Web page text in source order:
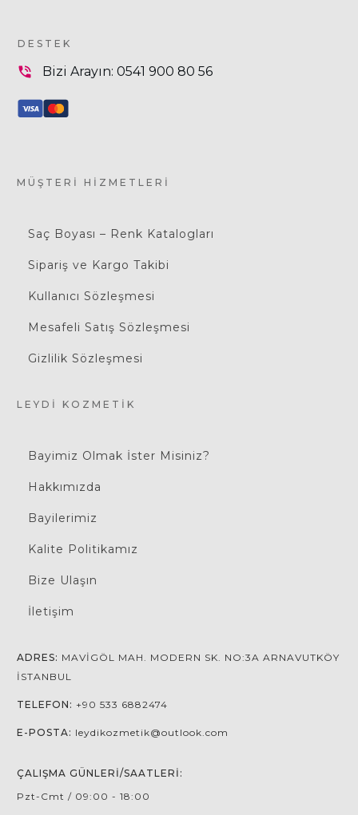
DESTEK
Bizi Arayın: 0541 900 80 56
MÜŞTERI HIZMETLERI
Saç Boyası – Renk Katalogları
Sipariş ve Kargo Takibi
Kullanıcı Sözleşmesi
Mesafeli Satış Sözleşmesi
Gizlilik Sözleşmesi
LEYDI KOZMETIK
Bayimiz Olmak İster Misiniz?
Hakkımızda
Bayilerimiz
Kalite Politikamız
Bize Ulaşın
İletişim
ADRES: MAVIGÖL MAH. MODERN SK. NO:3A ARNAVUTKÖY
İSTANBUL
TELEFON: +90 533 6882474
E-POSTA: leydikozmetik@outlook.com
ÇALIŞMA GÜNLERI/SAATLERI:
Pzt-Cmt / 09:00 - 18:00